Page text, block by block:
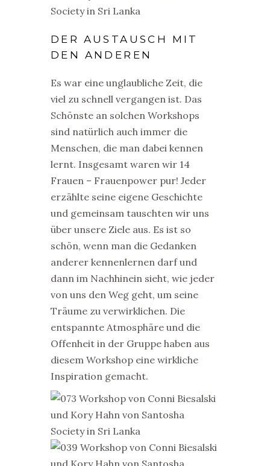
DER AUSTAUSCH MIT
DEN ANDEREN
Es war eine unglaubliche Zeit, die
viel zu schnell vergangen ist. Das
Schönste an solchen Workshops
sind natürlich auch immer die
Menschen, die man dabei kennen
lernt. Insgesamt waren wir 14
Frauen – Frauenpower pur! Jeder
erzählte seine eigene Geschichte
und gemeinsam tauschten wir uns
über unsere Ziele aus. Es ist so
schön, wenn man die Gedanken
anderer kennenlernen darf und
dann im Nachhinein sieht, wie jeder
von uns den Weg geht, um seine
Träume zu verwirklichen. Die
entspannte Atmosphäre und die
Offenheit in der Gruppe haben aus
diesem Workshop eine wirkliche
Inspiration gemacht.